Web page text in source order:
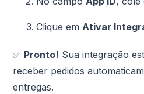
Clique emAtivar
✅ Pronto! Sua integração
receber pedidos
entregas.